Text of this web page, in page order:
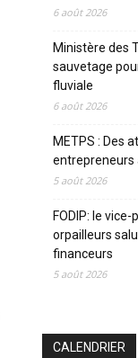
6 août 2026
Ministère des
sauvetage
fluviale
6 août 2026
METPS : Des
entrepreneurs
5 août 2026
FODIP: le
orpailleurs
financeurs
5 août 2026
CALENDRIER